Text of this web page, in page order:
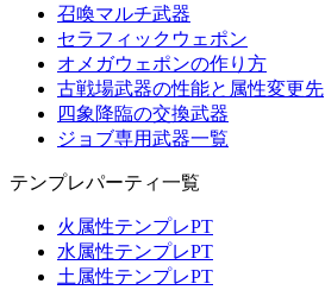
召喚マルチ武器
セラフィックウェポン
オメガウェポンの作り方
古戦場武器の性能と属性変更先
四象降臨の交換武器
ジョブ専用武器一覧
テンプレパーティ一覧
火属性テンプレPT
水属性テンプレPT
土属性テンプレPT